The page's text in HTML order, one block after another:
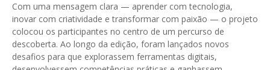
Com uma mensagem clara — aprender com tecnologia,
inovar com criatividade e transformar com paixão — o projeto
colocou os participantes no centro de um percurso de
descoberta. Ao longo da edição, foram lançados novos
desafios para que explorassem ferramentas digitais,